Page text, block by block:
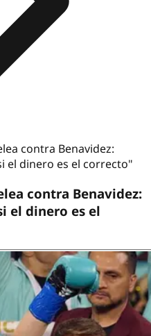
contra Benavidez:
el dinero es el correcto"
contra Benavidez:
el dinero es el